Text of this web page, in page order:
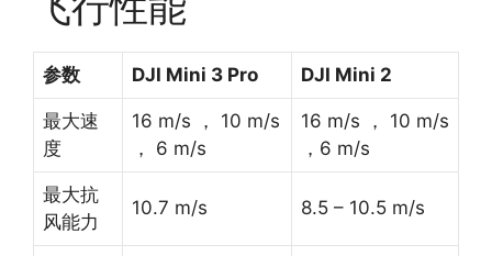
参数 DJI Mini 3 Pro DJI Mini 2
最大速
度
16 m/s ， 10 m/s
， 6 m/s
16 m/s ， 10 m/s
，6 m/s
最大抗
风能力
10.7 m/s 8.5 – 10.5 m/s